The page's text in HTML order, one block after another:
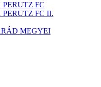
FC
FC II.
MEGYEI